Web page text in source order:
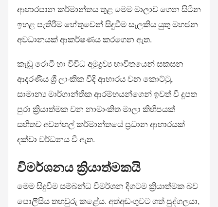
ආහාරපාන කර්මාන්තය තුළ මෙම මාලාව ගෙන සිටින
ඉහළ පැතිරීම හේතුවෙන් සිදුවීම සැලකිය යුතු මහජන
අවධානයක් ආකර්ෂණය කරගෙන ඇත.
කැඩූ රොටී හා විවිධ අමුද්‍රව්‍ය භාවිතයෙන් සකසන
ආදරණීය ශ්‍රී ලාංකික වීදි ආහාරය වන කොට්ටු,
සාමාන්‍ය මාර්ගාන්තික ආරම්භයන්ගෙන් ඉවත් වී දූපත
පුරා ක්‍රියාත්මක වන නාමාංකිත මාලා කිහිපයක්
සහිතව අවන්හල් කර්මාන්තයේ ප්‍රධාන ආහාරයක්
දක්වා වර්ධනය වී ඇත.
විමර්ශනය ක්‍රියාත්මකයි
මෙම සිදුවීම සම්බන්ධ විමර්ශන දිගටම ක්‍රියාත්මක බව
පොලීසිය තහවුරු කළේය. අත්අඩංගුවට ගත් පුද්ගලයා,